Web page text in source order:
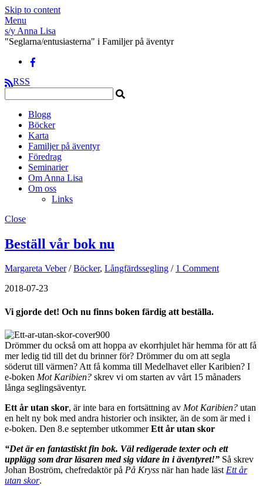
Skip to content
Menu
s/y Anna Lisa
"Seglarna/entusiasterna" i Familjer på äventyr
RSS
Blogg
Böcker
Karta
Familjer på äventyr
Föredrag
Seminarier
Om Anna Lisa
Om oss
Links
Close
Beställ vår bok nu
Margareta Veber / Böcker, Långfärdssegling / 1 Comment
2018-07-23
Vi gjorde det! Och nu finns boken färdig att beställa.
Drömmer du också om att hoppa av ekorrhjulet här hemma för att få
mer ledig tid till det du brinner för? Drömmer du om att segla
söderut till värmen? Att få komma till Medelhavet eller Karibien? I
e-boken Mot Karibien? skrev vi om starten av vårt 15 månaders
långa seglingsäventyr.
Ett år utan skor, är inte bara en fortsättning av Mot Karibien? utan
en helt ny bok med andra historier och insikter, än de som är med i
e-boken. Den 8.e september utkommerEtt år utan skor
“Det är en fantastiskt fin bok. Väl redigerade texter och ett
upplägg som drar läsaren med sig vidare in i äventyret!” Så skrev
Johan Boström, chefredaktör på På Kryss när han hade läst Ett år
utan skor.